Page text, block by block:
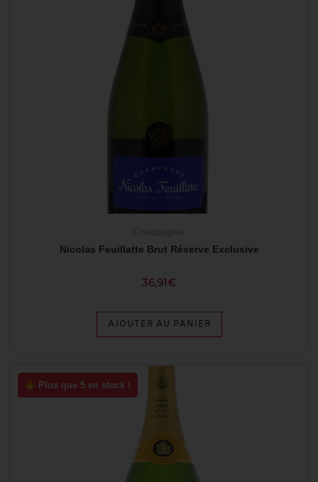
Nicolas Feuillatte Brut Réserve Exclusive
36,91€
AJOUTER AU PANIER
Plus que 5 en stock !